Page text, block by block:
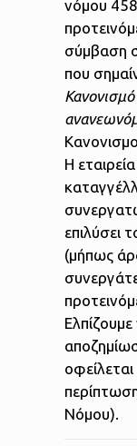
νόμου
σύμβαση
που
Η
επιλύσει
(μήπως
Νόμου).